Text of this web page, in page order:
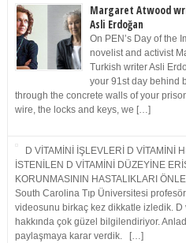
Margaret Atwood
Asli Erdoğan
On PEN’s Day of the
novelist and activist
Turkish writer Asli
your 91st day behind
through the concrete walls of your
wire, the locks and keys, we […]
D VİTAMİNİ İŞLEVLERİ D VİTAMİNİ
İSTENİLEN D VİTAMİNİ DÜZEYİNE
KORUNMASININ HASTALIKLARI
South Carolina Tıp Üniversitesi
videosunu birkaç kez dikkatle izledik.
hakkında çok güzel bilgilendiriyor.
paylaşmaya karar verdik. […]